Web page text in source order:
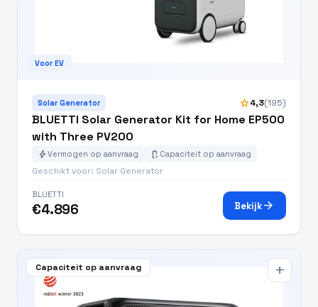
Voor EV
Solar Generator star4,3(195)
BLUETTI Solar Generator Kit for Home EP500
with Three PV200
boltVermogen op aanvraag battery_charging_full Capaciteit op aanvraag
Geschikt voor: Solar Generator
BLUETTI
€4.896 Bekijkarrow_forward
Capaciteit op aanvraag add